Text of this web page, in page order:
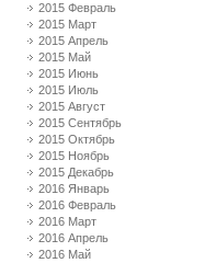
2015 Февраль
2015 Март
2015 Апрель
2015 Май
2015 Июнь
2015 Июль
2015 Август
2015 Сентябрь
2015 Октябрь
2015 Ноябрь
2015 Декабрь
2016 Январь
2016 Февраль
2016 Март
2016 Апрель
2016 Май